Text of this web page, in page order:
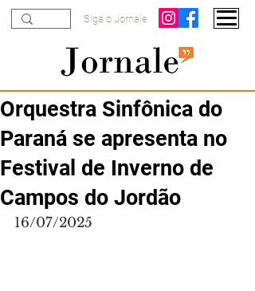
Siga o Jornale
Orquestra Sinfônica do
Paraná se apresenta no
Festival de Inverno de
Campos do Jordão
16/07/2025